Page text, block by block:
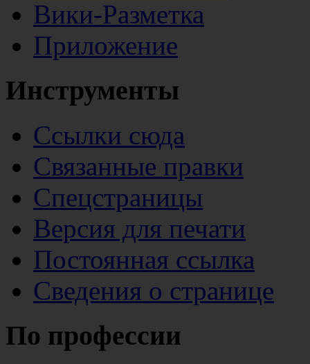
Вики-Разметка
Приложение
Инструменты
Ссылки сюда
Связанные правки
Спецстраницы
Версия для печати
Постоянная ссылка
Сведения о странице
По профессии